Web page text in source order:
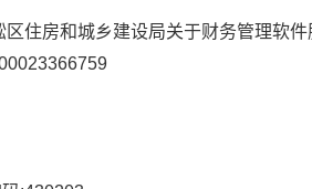
区住房和城乡建设局关于财务管理软